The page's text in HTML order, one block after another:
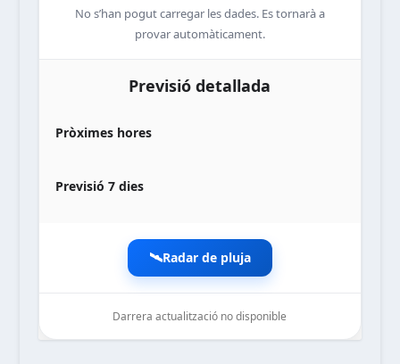
No s’han pogut carregar les dades. Es tornarà a
provar automàticament.
Previsió detallada
Pròximes hores
Previsió 7 dies
🛰️Radar de pluja
Darrera actualització no disponible